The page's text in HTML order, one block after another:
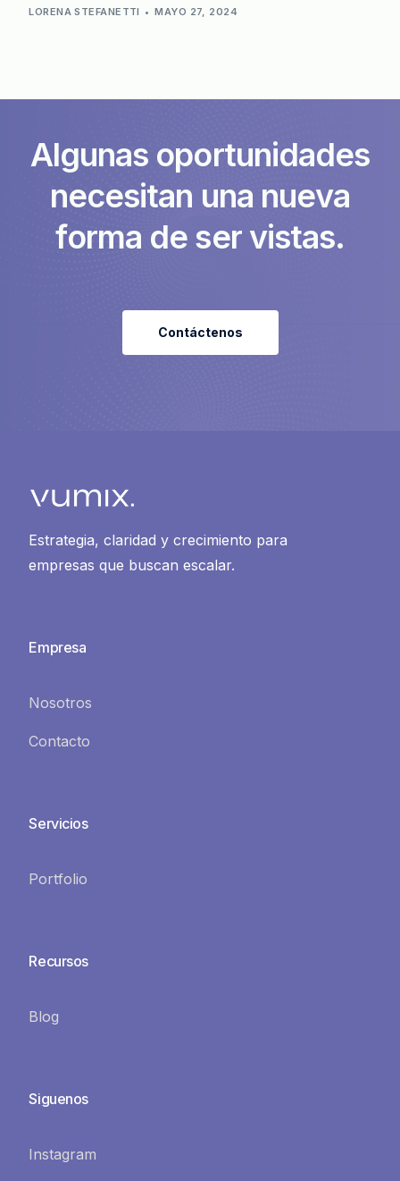
LORENA STEFANETTI MAYO 27, 2024
Algunas oportunidades
necesitan una nueva
forma de ser vistas.
Contáctenos
Estrategia, claridad y crecimiento para
empresas que buscan escalar.
Empresa
Nosotros
Contacto
Servicios
Portfolio
Recursos
Blog
Siguenos
Instagram